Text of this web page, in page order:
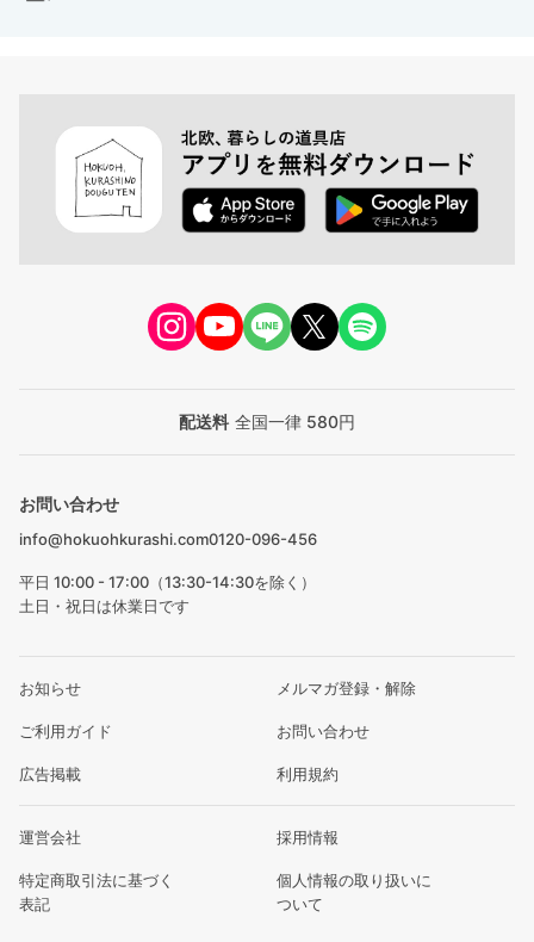
配送料 全国一律 580円
お問い合わせ
info@hokuohkurashi.com0120-096-456
平日 10:00 - 17:00（13:30-14:30を除く）
土日・祝日は休業日です
お知らせ メルマガ登録・解除
ご利用ガイド お問い合わせ
広告掲載 利用規約
運営会社 採用情報
特定商取引法に基づく
表記
個人情報の取り扱いに
ついて